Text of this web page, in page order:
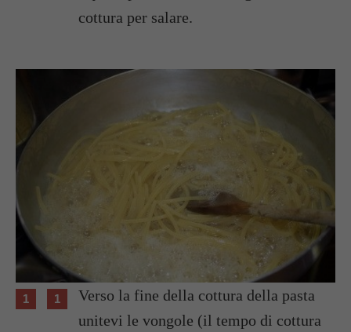
cottura per salare.
Verso la fine della cottura della pasta
unitevi le vongole (il tempo di cottura